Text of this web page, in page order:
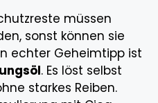
müssen
sonst können sie
echter Geheimtipp ist
. Es löst selbst
starkes Reiben.